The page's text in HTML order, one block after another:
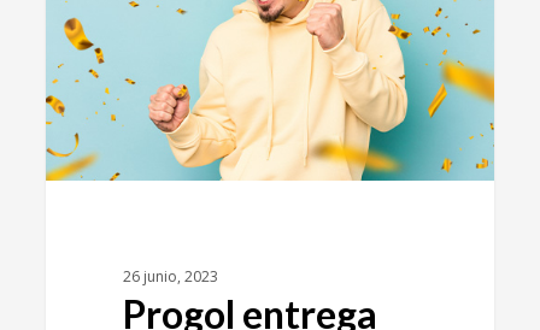
26 junio, 2023
Progol entrega